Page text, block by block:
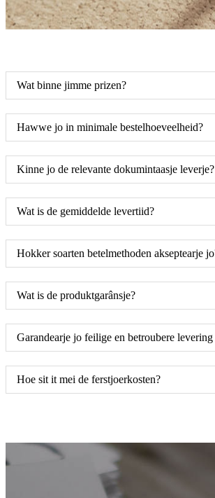
Wat binne jimme prizen?
Hawwe jo in minimale bestelhoeveelheid?
Kinne jo de relevante dokumintaasje leverje?
Wat is de gemiddelde levertiid?
Hokker soarten betelmethoden akseptearje
Wat is de produktgarânsje?
Garandearje jo feilige en betroubere
Hoe sit it mei de ferstjoerkosten?